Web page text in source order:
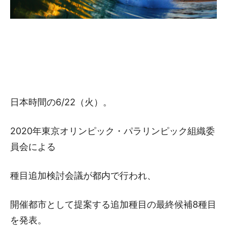
日本時間の6/22（火）。
2020年東京オリンピック・パラリンピック組織委
員会による
種目追加検討会議が都内で行われ、
開催都市として提案する追加種目の最終候補8種目
を発表。